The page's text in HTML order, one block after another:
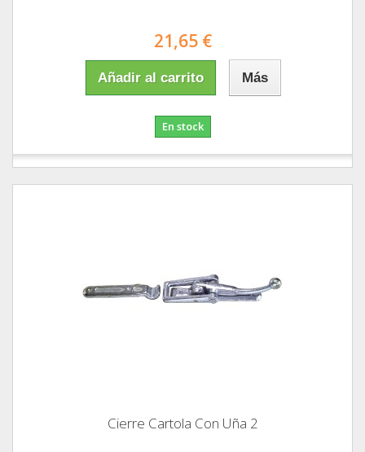
21,65 €
Añadir al carrito Más
En stock
Cierre Cartola Con Uña 2